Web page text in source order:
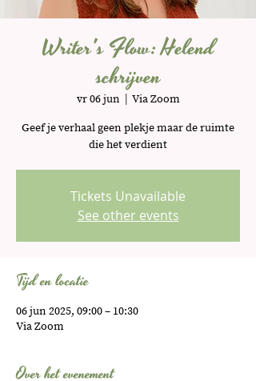
Writer's Flow: Helend
schrijven
vr 06 jun
Via Zoom
Geef je verhaal geen plekje maar de ruimte
die het verdient
Tickets Unavailable
See other events
Tijd en locatie
06 jun 2025, 09:00 – 10:30
Via Zoom
Over het evenement